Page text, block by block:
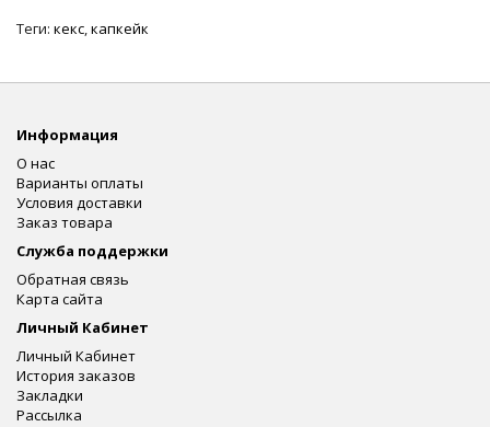
Теги: кекс капкейк
Информация
О нас
Варианты оплаты
Условия доставки
Заказ товара
Служба поддержки
Обратная связь
Карта сайта
Личный Кабинет
Личный Кабинет
История заказов
Закладки
Рассылка